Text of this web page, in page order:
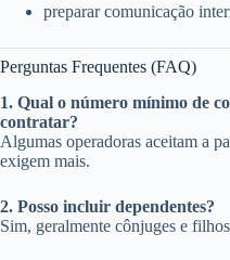
preparar comunicação
Perguntas Frequentes (FAQ)
1. Qual o número mínimo de
contratar?
Algumas operadoras aceitam a
exigem mais.
2. Posso incluir dependentes?
Sim, geralmente cônjuges e